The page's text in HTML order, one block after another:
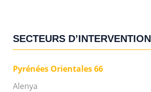
SECTEURS D’INTERVENTION
Pyrénées Orientales 66
Alenya